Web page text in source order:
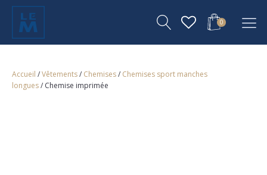
0
Accueil /Vêtements/ Chemises/ Chemises sport manches
longues/ Chemise imprimée